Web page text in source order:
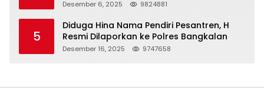
Peci Hitam Tinggi sebagai Simbol
Desember 6, 2025 9824881
5
Diduga Hina Nama Pendiri Pesantren, H
Resmi Dilaporkan ke Polres Bangkalan
Desember 16, 2025 9747658